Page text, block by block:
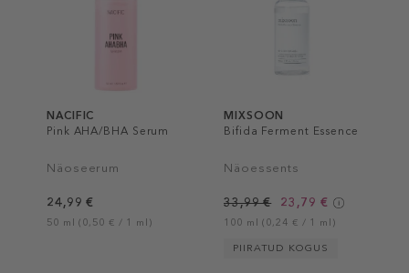
NACIFIC
Pink AHA/BHA Serum
Näoseerum
24,99 €
50 ml (0,50 € / 1 ml)
MIXSOON
Bifida Ferment Essence
Näoessents
33,99 € 23,79 €
100 ml (0,24 € / 1 ml)
PIIRATUD KOGUS